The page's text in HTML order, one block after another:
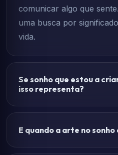
comunicar algo que
uma busca por
vida.
Se sonho que estou a
isso representa?
E quando a arte no